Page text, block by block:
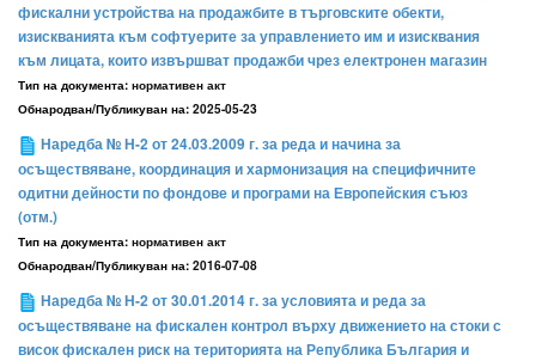
фискални устройства на продажбите в търговските обекти,
изискванията към софтуерите за управлението им и изисквания
към лицата, които извършват продажби чрез електронен магазин
Тип на документа: нормативен акт
Обнародван/Публикуван на: 2025-05-23
Наредба № Н-2 от 24.03.2009 г. за реда и начина за
осъществяване, координация и хармонизация на специфичните
одитни дейности по фондове и програми на Европейския съюз
(отм.)
Тип на документа: нормативен акт
Обнародван/Публикуван на: 2016-07-08
Наредба № Н-2 от 30.01.2014 г. за условията и реда за
осъществяване на фискален контрол върху движението на стоки с
висок фискален риск на територията на Република България и